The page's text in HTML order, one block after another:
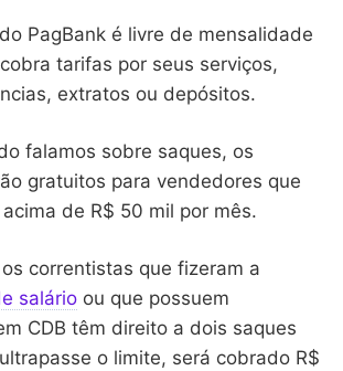
PagBank é livre de mensalidade
tarifas por seus serviços,
extratos ou depósitos.
falamos sobre saques, os
gratuitos para vendedores que
de R$ 50 mil por mês.
correntistas que fizeram a
salário ou que possuem
CDB têm direito a dois saques
o limite, será cobrado R$